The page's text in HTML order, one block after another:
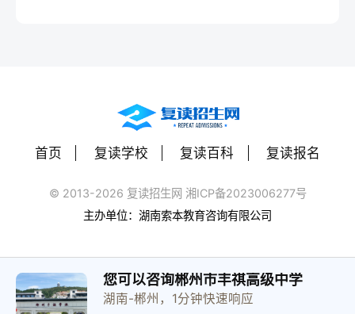
首页 复读学校 复读百科 复读报名
© 2013-2026 复读招生网 湘ICP备2023006277号
主办单位：湖南索本教育咨询有限公司
您可以咨询郴州市丰祺高级中学
湖南-郴州，1分钟快速响应